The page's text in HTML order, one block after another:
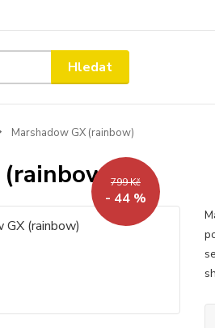
Hledat
Marshadow GX (rainbow)
(rainbow)799 Kč
- 44 %